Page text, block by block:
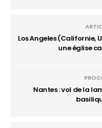
Los Angeles (Californie,
une église
Nantes : vol de la